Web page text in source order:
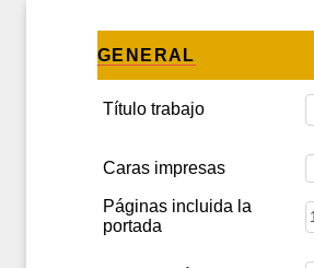
GENERAL
Título trabajo
Caras impresas
Páginas incluida la
portada